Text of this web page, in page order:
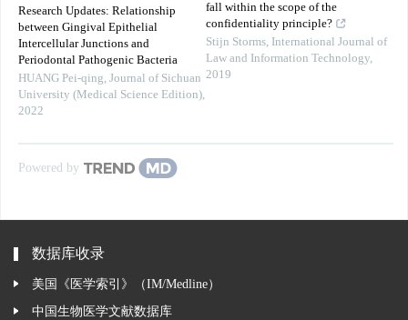
Research Updates: Relationship
between Gingival Epithelial
Intercellular Junctions and
Periodontal Pathogenic Bacteria
HUANG Pei-qing, Journal of Sichuan
University (Medical Science Edition),
2022
fall within the scope of the
confidentiality principle?
Stijn Storms, International Journal of
Law and Information Technology,
2019
Powered by
数据库收录
美国《医学索引》（IM/Medline）
中国生物医学文献数据库